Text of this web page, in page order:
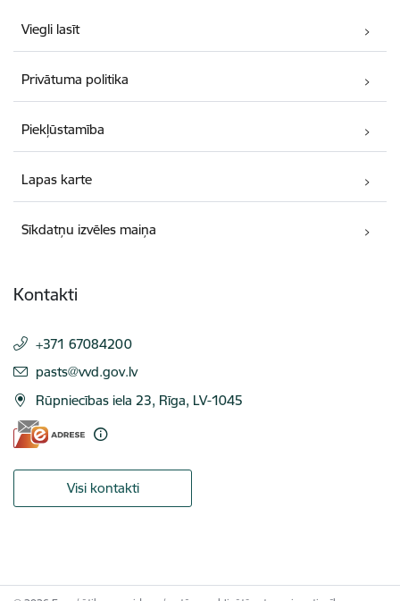
Viegli lasīt
Privātuma politika
Piekļūstamība
Lapas karte
Sīkdatņu izvēles maiņa
Kontakti
+371 67084200
E-pasts:
pasts@vvd.gov.lv
Rūpniecības iela 23, Rīga, LV-1045
Visi kontakti